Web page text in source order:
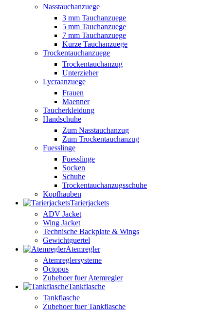
Nasstauchanzuege
3 mm Tauchanzuege
5 mm Tauchanzuege
7 mm Tauchanzuege
Kurze Tauchanzuege
Trockentauchanzuege
Trockentauchanzug
Unterzieher
Lycraanzuege
Frauen
Maenner
Taucherkleidung
Handschuhe
Zum Nasstauchanzug
Zum Trockentauchanzug
Fuesslinge
Fuesslinge
Socken
Schuhe
Trockentauchanzugsschuhe
Kopfhauben
Tarierjackets
ADV Jacket
Wing Jacket
Technische Backplate & Wings
Gewichtguertel
Atemregler
Atemreglersysteme
Octopus
Zubehoer fuer Atemregler
Tankflasche
Tankflasche
Zubehoer fuer Tankflasche